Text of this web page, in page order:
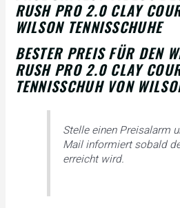
RUSH PRO 2.0 CLAY
WILSON TENNISSCHUHE
BESTER PREIS FÜR DEN
RUSH PRO 2.0 CLAY
TENNISSCHUH VON
Stelle einen Preisalarm
Mail informiert sobald
erreicht wird.